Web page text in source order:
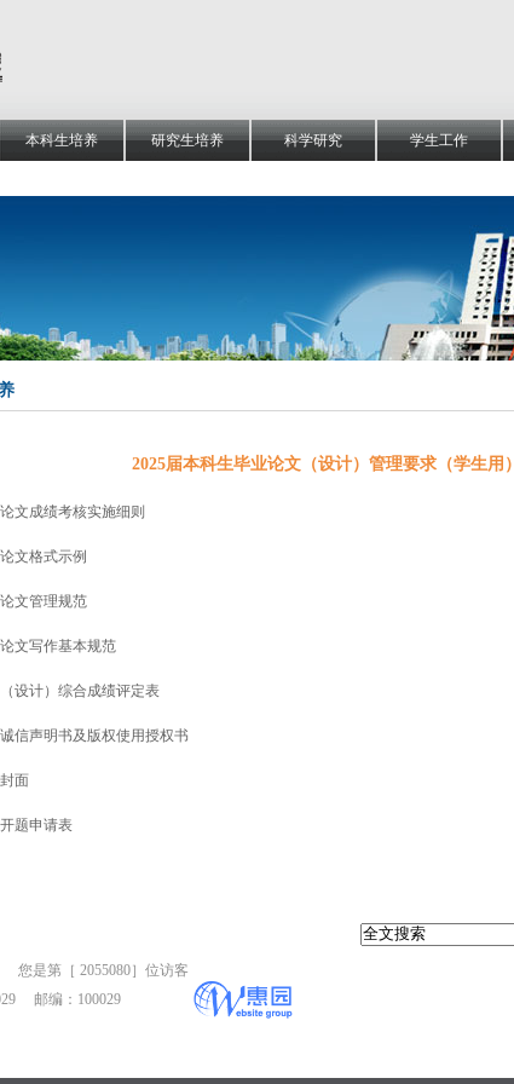
本科生培养 研究生培养 科学研究 学生工作
2025届本科生毕业论文（设计）管理要求（学生用）
文成绩考核实施细则
文格式示例
文管理规范
文写作基本规范
设计）综合成绩评定表
信声明书及版权使用授权书
面
题申请表
您是第［ 2055080］位访客
邮编：100029